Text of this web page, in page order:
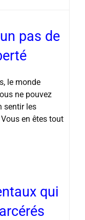
pas de
le monde
ne pouvez
sentir les
en êtes tout
qui